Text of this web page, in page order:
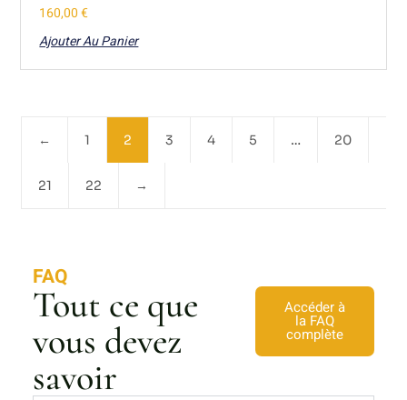
160,00€
Ajouter Au Panier
← 1 2 3 4 5 … 20
21 22 →
FAQ
Tout ce que
vous devez
savoir
Accéder à
la FAQ
complète